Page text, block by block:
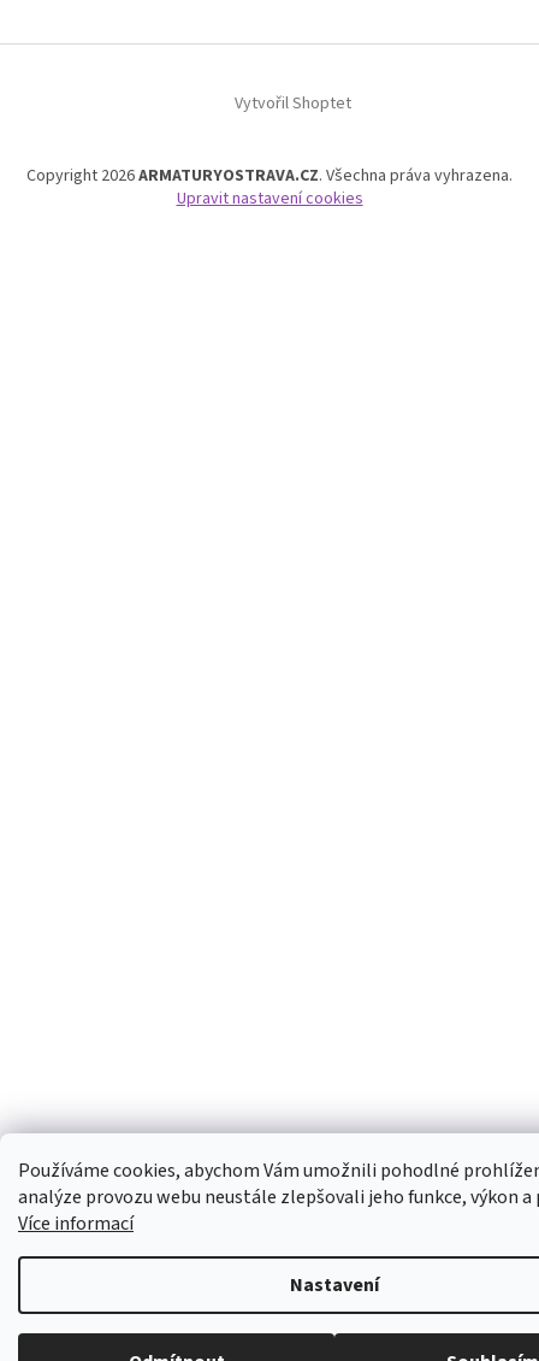
Používáme cookies, abychom Vám umožnili pohodlné
analýze provozu webu neustále zlepšovali jeho funkce, výkon
Více informací
Nastavení
Vytvořil Shoptet
Copyright 2026ARMATURYOSTRAVA.CZ. Všechna práva vyhrazena.
Upravit nastavení cookies